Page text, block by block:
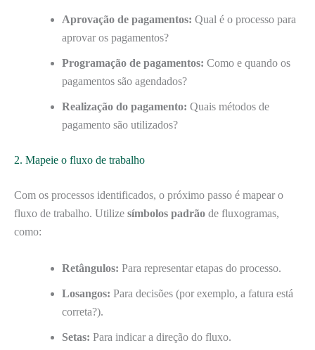
Aprovação de pagamentos: Qual é o processo para
aprovar os pagamentos?
Programação de pagamentos: Como e quando os
pagamentos são agendados?
Realização do pagamento: Quais métodos de
pagamento são utilizados?
2. Mapeie o fluxo de trabalho
Com os processos identificados, o próximo passo é mapear o
fluxo de trabalho. Utilize símbolos padrão de fluxogramas,
como:
Retângulos: Para representar etapas do processo.
Losangos: Para decisões (por exemplo, a fatura está
correta?).
Setas: Para indicar a direção do fluxo.